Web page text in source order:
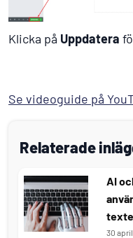
Klicka på Uppdatera
Se videoguide på
Relaterade
AI
30